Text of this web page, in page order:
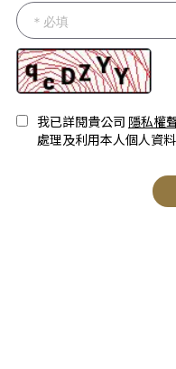
我已詳閱貴公司 隱私權
處理及利用本人個人資料